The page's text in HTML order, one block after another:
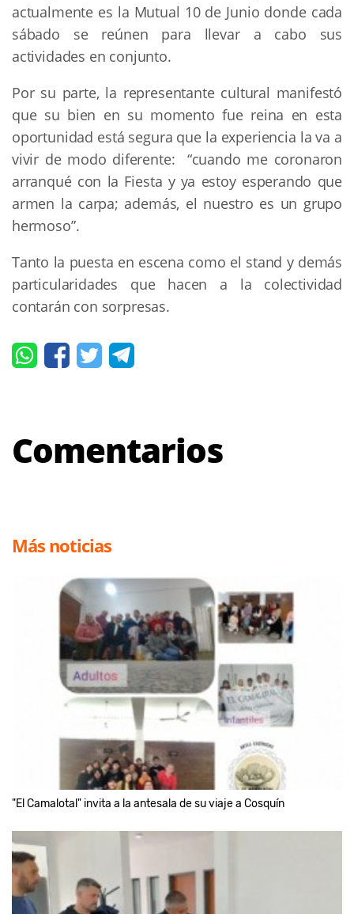
actualmente es la Mutual 10 de Junio donde cada
sábado se reúnen para llevar a cabo sus
actividades en conjunto.
Por su parte, la representante cultural manifestó
que su bien en su momento fue reina en esta
oportunidad está segura que la experiencia la va a
vivir de modo diferente: “cuando me coronaron
arranqué con la Fiesta y ya estoy esperando que
armen la carpa; además, el nuestro es un grupo
hermoso”.
Tanto la puesta en escena como el stand y demás
particularidades que hacen a la colectividad
contarán con sorpresas.
Comentarios
Más noticias
"El Camalotal" invita a la antesala de su viaje a Cosquín